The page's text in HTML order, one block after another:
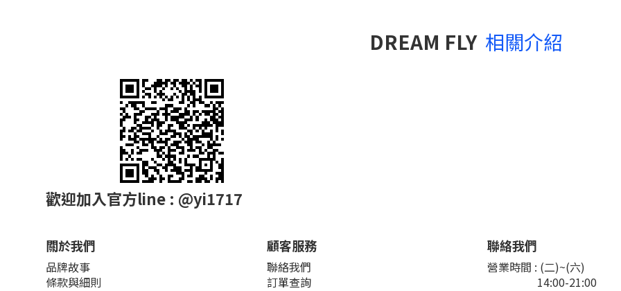
DREAM FLY 相關介紹
歡迎加入官方line : @yi1717
關於我們
品牌故事
條款與細則
顧客服務
聯絡我們
訂單查詢
聯絡我們
營業時間 : (二)~(六)
14:00-21:00